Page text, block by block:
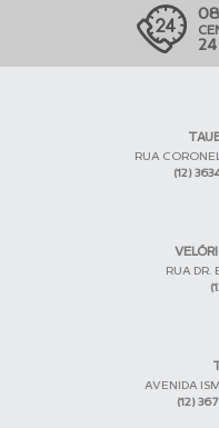
RUA
(12)
RUA DR.
AVENIDA
(12)